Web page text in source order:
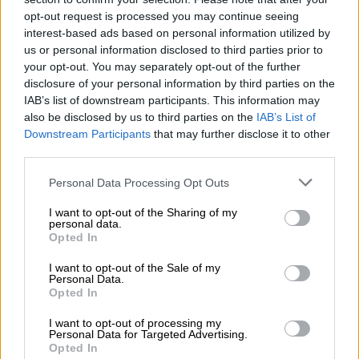
opt-out request is processed you may continue seeing
interest-based ads based on personal information utilized by
us or personal information disclosed to third parties prior to
your opt-out. You may separately opt-out of the further
disclosure of your personal information by third parties on the
IAB’s list of downstream participants. This information may
also be disclosed by us to third parties on the IAB’s List of
Downstream Participants that may further disclose it to other
Please note that this website/app uses one or more Google
not limited to your visit or usage behaviour. You may click to
grant or deny consent to Google and its third-party tags to
use your data for below specified purposes in below Google
consent section.
Personal Data Processing Opt Outs
I want to opt-out of the Sharing of my
personal data.
Opted In
I want to opt-out of the Sale of my
Personal Data.
Opted In
I want to opt-out of processing my
Personal Data for Targeted Advertising.
Opted In
καλεσμένους, νοίκιασε ένα ολόκληρο δάσος,
το στο Big Sur της Καλιφόρνια για να δείξει
την αγάπη του για τη φύση, έντυσε τους
καλεσμένους του με ρούχα που παρέπεμπαν
σε μυθιστορήματα του Τόλκιν, (για να δείξει
την αγάπη του για τονΒασιλιά των
Δαχτυλιδιών, προφανώς…), η νύφη θύμισε
Game of Thrones.